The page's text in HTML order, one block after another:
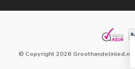
© Copyright 2026 Groothandelinled.nl